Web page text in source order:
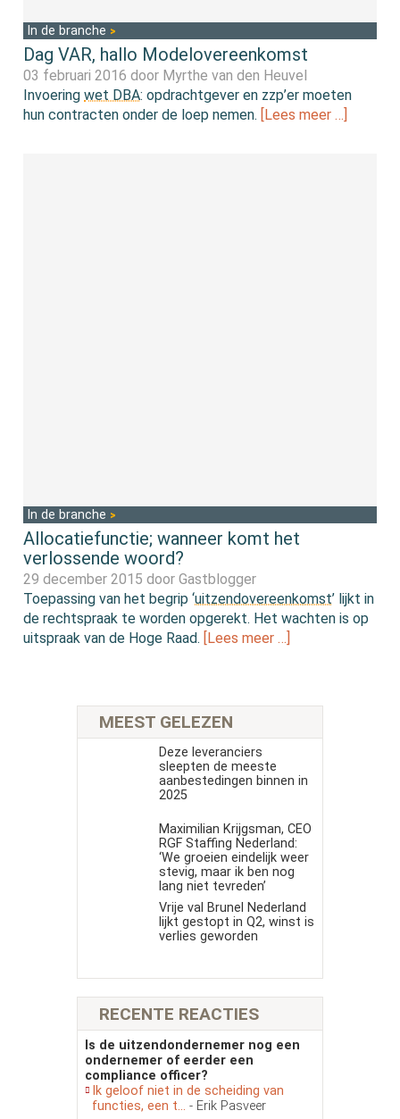
In de branche
Dag VAR, hallo Modelovereenkomst
03 februari 2016 door Myrthe van den Heuvel
Invoeringwet DBA: opdrachtgever en zzp’er moeten
hun contracten onder de loep nemen. [Lees meer …]
In de branche
Allocatiefunctie; wanneer komt het
verlossende woord?
29 december 2015 doorGastblogger
Toepassing van het begrip ‘uitzendovereenkomst’ lijkt in
de rechtspraak te worden opgerekt. Het wachten is op
uitspraak van de Hoge Raad. [Lees meer …]
MEEST GELEZEN
Deze leveranciers
sleepten de meeste
aanbestedingen binnen in
2025
Maximilian Krijgsman, CEO
RGF Staffing Nederland:
‘We groeien eindelijk weer
stevig, maar ik ben nog
lang niet tevreden’
Vrije val Brunel Nederland
lijkt gestopt in Q2, winst is
verlies geworden
RECENTE REACTIES
Is de uitzendondernemer nog een
ondernemer of eerder een
compliance officer?
Ik geloof niet in de scheiding van
functies, een t... - Erik Pasveer